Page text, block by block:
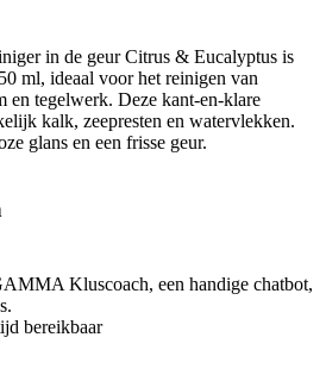
in de geur Citrus & Eucalyptus is
ml, ideaal voor het reinigen van
en tegelwerk. Deze kant-en-klare
kalk, zeepresten en watervlekken.
glans en een frisse geur.
Kluscoach, een handige chatbot,
bereikbaar